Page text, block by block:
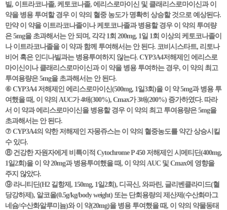
빌, 이트라코나졸, 케토코나졸, 에리스로마이신 및 클래리스로마이신과 이
약을 병용 투여할 경우 이 약의 혈중 농도가 명확히 상승할 것으로 예상된다.
만약 이 약을 이트라코나졸이나 케토코나졸과 병용할 경우 이 약의 투여량
은 5mg을 초과해서는 안 되며, 각각 1회 200mg, 1일 1회 이상의 케토코나졸이
나 이트라코나졸을 이 약과 함께 투여해서는 안 된다. 코비시스타트, 리토나
비어 혹은 인디나빌과는 병용투여하지 않는다. CYP3A4저해제인 에리스로
마이신이나 클래리스로마이신과 이 약을 병용 투여하는 경우, 이 약의 최고
투여용량은 5mg을 초과해서는 안 된다.
⑥ CYP3A4 저해제인 에리스로마이신(500mg, 1일3회)을 이 약 5mg과 병용 투
여했을 때, 이 약의 AUC가 4배(300%), Cmax가 3배(200%) 증가하였다. 따라
서 이 약과 에리스로마이신을 병용할 경우 이 약의 최고 투여용량은 5mg을
초과해서는 안 된다.
⑦ CYP3A4의 약한 저해제인 자몽쥬스는 이 약의 혈중농도를 약간 상승시킬
수 있다.
⑧ 건강한 자원자에게 비특이적 Cytochrome P 450 저해제인 시메티딘(400mg,
1일2회)을 이 약 20mg과 병용투여했을 때, 이 약의 AUC 및 Cmax에 영향을
주지 않았다.
⑨ 라니티딘(H2 길항제, 150mg, 1일2회), 디곡신, 와파린, 글리벤클라미드(혈
당강하제), 알코올(0.5g/kg/body weight) 또는 단회용량의 제산제(수산화마그
네슘/수산화알루미늄)와 이 약(20mg)을 병용 투여했을 때, 이 약의 약물동태